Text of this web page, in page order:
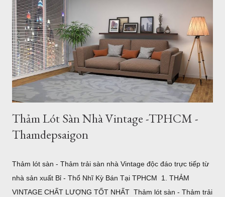
tính giúp định hình không gian, tạo cảm giác ấm cúng và quây
quần cho bữa cơm gia đình. Thảm tròn bàn ăn màu xám lông
chuột sang trọng Thảm Đẹp Sài Gòn Mẫu thảm tròn đường
kính 3m cỡ lớn đủ để bạn đặt bộ bàn ăn cho 4 người một cách
thoải mái. Cực kỳ sang trọng và hiện đại. 2. Thảm Chữ Nhật
Khổ Lớn – "Cân" Mọi Không Gian Phò...
Thảm Lót Sàn Nhà Vintage -TPHCM -
Thamdepsaigon
Thảm lót sàn - Thảm trải sàn nhà Vintage độc đáo trực tiếp từ
nhà sản xuất Bỉ - Thổ Nhĩ Kỳ Bán Tại TPHCM 1. THẢM
VINTAGE CHẤT LƯỢNG TỐT NHẤT Thảm lót sàn - Thảm trải